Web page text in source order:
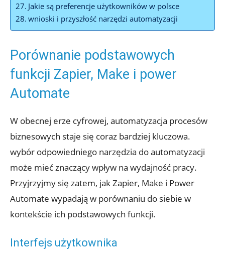
Jakie‌ są preferencje użytkowników w⁢ polsce
wnioski i przyszłość narzędzi automatyzacji
Porównanie podstawowych
funkcji⁢ Zapier, Make i power
Automate
W obecnej erze cyfrowej, automatyzacja procesów
biznesowych staje się coraz bardziej kluczowa.
wybór odpowiedniego narzędzia do automatyzacji
może mieć znaczący wpływ na wydajność pracy.
Przyjrzyjmy się zatem, jak Zapier, Make i Power
Automate wypadają w porównaniu do siebie w
kontekście ich podstawowych funkcji.
Interfejs użytkownika